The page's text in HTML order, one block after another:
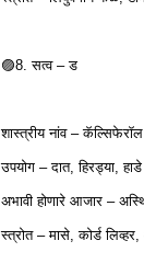
🟣8. सत्व – ड
शास्त्रीय नांव – कॅल्सिफेरॉल
उपयोग – दात, हिरड्या,
अभावी होणारे आजार –
स्त्रोत – मासे, कोर्ड